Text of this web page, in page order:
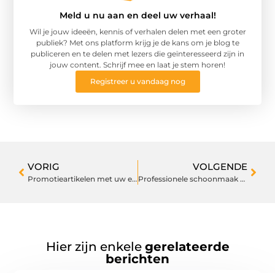
Meld u nu aan en deel uw verhaal!
Wil je jouw ideeën, kennis of verhalen delen met een groter
publiek? Met ons platform krijg je de kans om je blog te
publiceren en te delen met lezers die geïnteresseerd zijn in
jouw content. Schrijf mee en laat je stem horen!
Registreer u vandaag nog
VORIG
Promotieartikelen met uw eigen ontwerp laten bedrukken
VOLGENDE
Professionele schoonmaak voor een blinkend resultaat
Hier zijn enkele gerelateerde
berichten